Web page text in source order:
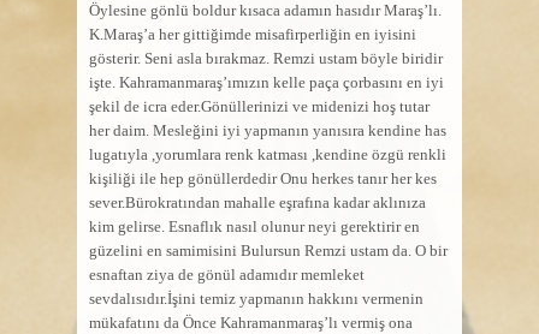
Öylesine gönlü boldur kısaca adamın hasıdır Maraş’lı.
K.Maraş’a her gittiğimde misafirperliğin en iyisini
gösterir. Seni asla bırakmaz. Remzi ustam böyle biridir
işte. Kahramanmaraş’ımızın kelle paça çorbasını en iyi
şekil de icra eder.Gönüllerinizi ve midenizi hoş tutar
her daim. Mesleğini iyi yapmanın yanısıra kendine has
lugatıyla ,yorumlara renk katması ,kendine özgü renkli
kişiliği ile hep gönüllerdedir Onu herkes tanır her kes
sever.Bürokratından mahalle eşrafına kadar aklınıza
kim gelirse. Esnaflık nasıl olunur neyi gerektirir en
güzelini en samimisini Bulursun Remzi ustam da. O bir
esnaftan ziya de gönül adamıdır memleket
sevdalısıdır.İşini temiz yapmanın hakkını vermenin
mükafatını da Önce Kahramanmaraş’lı vermiş ona